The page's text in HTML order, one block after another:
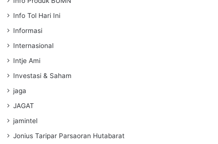
Info Tol Hari Ini
Informasi
Internasional
Intje Ami
Investasi & Saham
jaga
JAGAT
jamintel
Jonius Taripar Parsaoran Hutabarat